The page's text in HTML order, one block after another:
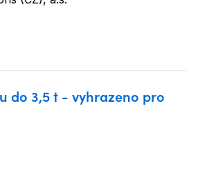
do 3,5 t - vyhrazeno pro